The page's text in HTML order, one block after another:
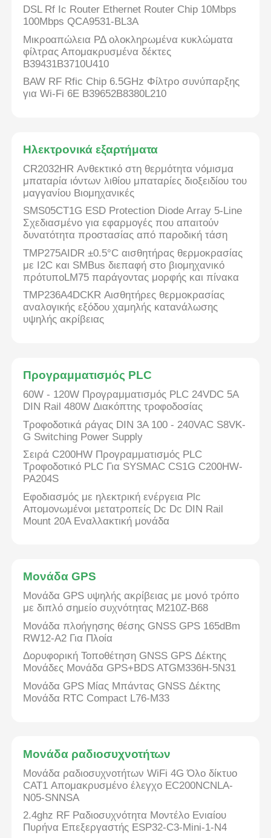
DSL Rf Ic Router Ethernet Router Chip 10Mbps
100Mbps QCA9531-BL3A
Μικροαπώλεια ΡΔ ολοκληρωμένα κυκλώματα
φίλτρας Απομακρυσμένα δέκτες
B39431B3710U410
BAW RF Rfic Chip 6.5GHz Φίλτρο συνύπαρξης
για Wi-Fi 6E B39652B8380L210
Ηλεκτρονικά εξαρτήματα
CR2032HR Ανθεκτικό στη θερμότητα νόμισμα
μπαταρία ιόντων λιθίου μπαταρίες διοξειδίου του
μαγγανίου Βιομηχανικές
SMS05CT1G ESD Protection Diode Array 5-Line
Σχεδιασμένο για εφαρμογές που απαιτούν
δυνατότητα προστασίας από παροδική τάση
TMP275AIDR ±0.5°C αισθητήρας θερμοκρασίας
με I2C και SMBus διεπαφή στο βιομηχανικό
πρότυποLM75 παράγοντας μορφής και πίνακα
TMP236A4DCKR Αισθητήρες θερμοκρασίας
αναλογικής εξόδου χαμηλής κατανάλωσης
υψηλής ακρίβειας
Προγραμματισμός PLC
60W - 120W Προγραμματισμός PLC 24VDC 5A
DIN Rail 480W Διακόπτης τροφοδοσίας
Τροφοδοτικά ράγας DIN 3A 100 - 240VAC S8VK-
G Switching Power Supply
Σειρά C200HW Προγραμματισμός PLC
Τροφοδοτικό PLC Για SYSMAC CS1G C200HW-
PA204S
Εφοδιασμός με ηλεκτρική ενέργεια Plc
Απομονωμένοι μετατροπείς Dc Dc DIN Rail
Mount 20A Εναλλακτική μονάδα
Μονάδα GPS
Μονάδα GPS υψηλής ακρίβειας με μονό τρόπο
με διπλό σημείο συχνότητας M210Z-B68
Μονάδα πλοήγησης θέσης GNSS GPS 165dBm
RW12-A2 Για Πλοία
Δορυφορική Τοποθέτηση GNSS GPS Δέκτης
Μονάδες Μονάδα GPS+BDS ATGM336H-5N31
Μονάδα GPS Μίας Μπάντας GNSS Δέκτης
Μονάδα RTC Compact L76-M33
Μονάδα ραδιοσυχνοτήτων
Μονάδα ραδιοσυχνοτήτων WiFi 4G Όλο δίκτυο
CAT1 Απομακρυσμένο έλεγχο EC200NCNLA-
N05-SNNSA
2.4ghz RF Ραδιοσυχνότητα Μοντέλο Ενιαίου
Πυρήνα Επεξεργαστής ESP32-C3-Mini-1-N4